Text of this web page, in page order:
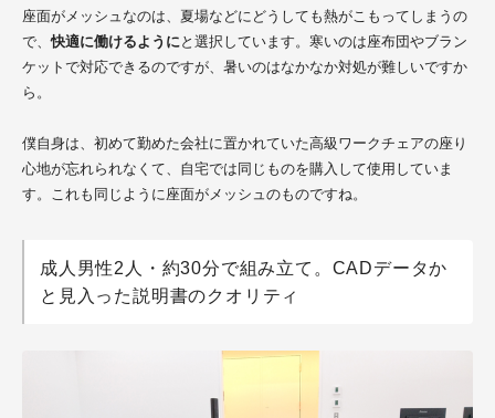
座面がメッシュなのは、夏場などにどうしても熱がこもってしまうの
で、快適に働けるように と選択しています。寒いのは座布団やブラン
ケットで対応できるのですが、暑いのはなかなか対処が難しいですか
ら。
僕自身は、初めて勤めた会社に置かれていた高級ワークチェアの座り
心地が忘れられなくて、自宅では同じものを購入して使用していま
す。これも同じように座面がメッシュのものですね。
成人男性2人・約30分で組み立て。CADデータか
と見入った説明書のクオリティ